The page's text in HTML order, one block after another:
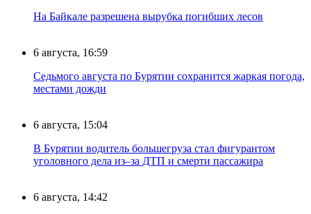
На Байкале разрешена вырубка погибших лесов
6 августа, 16:59
Седьмого августа по Бурятии сохранится жаркая погода,
местами дожди
6 августа, 15:04
В Бурятии водитель большегруза стал фигурантом
уголовного дела из–за ДТП и смерти пассажира
6 августа, 14:42